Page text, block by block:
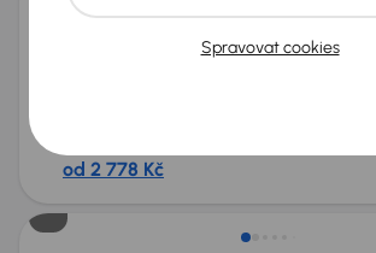
AutomatBenzín1.4 MultiAir
od 2 778 Kč
Spravovat cookies